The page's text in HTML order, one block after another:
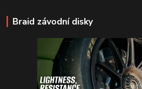
Braid závodní disky